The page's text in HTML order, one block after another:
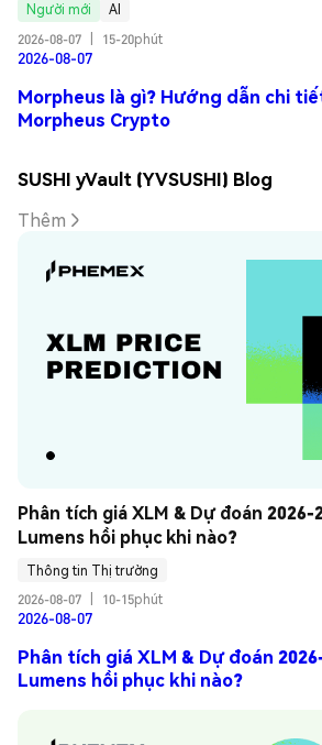
Người mới
AI
2026-08-07
15-20phút
2026-08-07
Morpheus là gì? Hướng dẫn chi
Morpheus Crypto
SUSHI yVault (YVSUSHI) Blog
Thêm
Phân tích giá XLM & Dự đoán
Lumens hồi phục khi nào?
Thông tin Thị trường
2026-08-07
10-15phút
2026-08-07
Phân tích giá XLM & Dự đoán
Lumens hồi phục khi nào?